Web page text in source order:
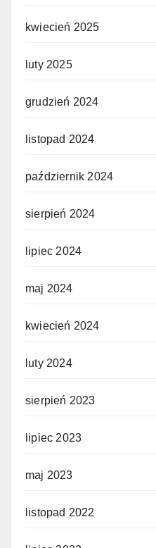
kwiecień 2025
luty 2025
grudzień 2024
listopad 2024
październik 2024
sierpień 2024
lipiec 2024
maj 2024
kwiecień 2024
luty 2024
sierpień 2023
lipiec 2023
maj 2023
listopad 2022